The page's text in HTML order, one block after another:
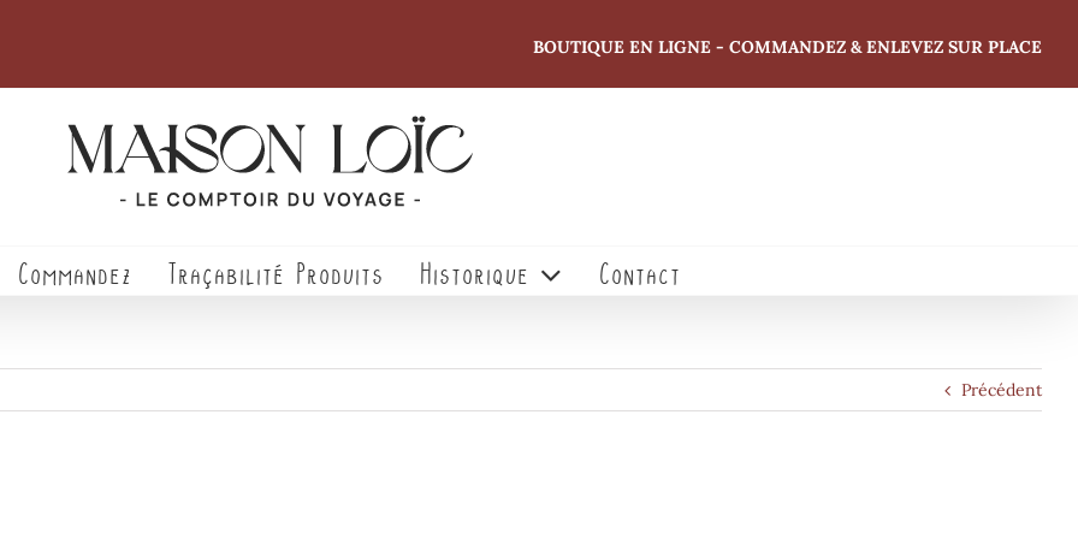
BOUTIQUE EN LIGNE - COMMANDEZ & ENLEVEZ SUR PLACE
Commandez Traçabilité Produits Historique Contact
Précédent